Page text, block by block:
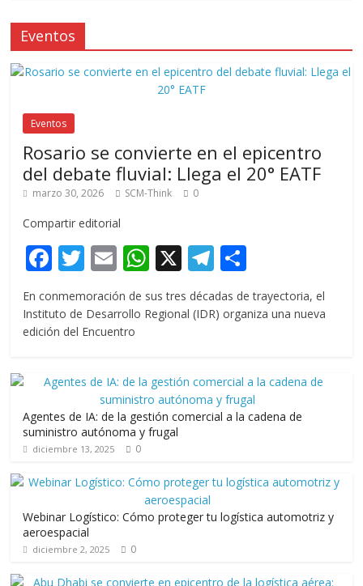
k
Eventos
Eventos
Rosario se convierte en el epicentro
del debate fluvial: Llega el 20° EATF
marzo 30, 2026 SCM-Think 0
Compartir editorial
F
e
b
o
k
T
itt
er
E
m
ai
l
W
at
p
p
X T
el
e
m
o
m
ti
r
En conmemoración de sus tres décadas de trayectoria, el
Instituto de Desarrollo Regional (IDR) organiza una nueva
edición del Encuentro
Agentes de IA: de la gestión comercial a la cadena de
suministro autónoma y frugal
diciembre 13, 2025 0
Webinar Logístico: Cómo proteger tu logística automotriz y
aeroespacial
diciembre 2, 2025 0